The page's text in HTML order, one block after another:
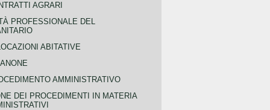
AGRARI
PROFESSIONALE DEL
ABITATIVE
AMMINISTRATIVO
DEI PROCEDIMENTI IN MATERIA